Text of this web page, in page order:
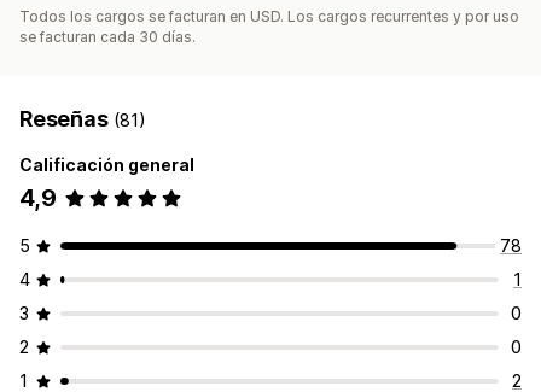
Pedidos en preventa Pago
Todos los cargos se facturan en USD. Los cargos recurrentes y por uso
se facturan cada 30 días.
Reseñas (81)
Calificación general
4,9
5
78
4
1
3
0
2
0
1
2